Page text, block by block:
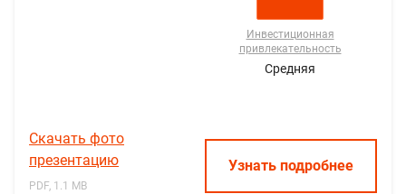
Инвестиционная
привлекательность
Средняя
Скачать фото
презентацию
PDF, 1.1 MB
Узнать подробнее